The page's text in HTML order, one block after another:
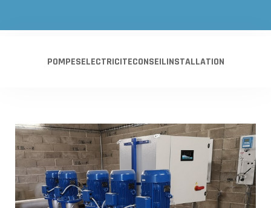
POMPESELECTRICITECONSEILINSTALLATION